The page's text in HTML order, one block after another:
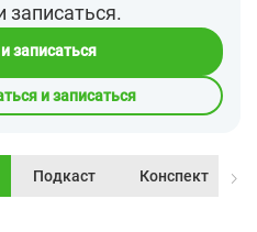
записаться.
записаться
и записаться
Подкаст Конспект